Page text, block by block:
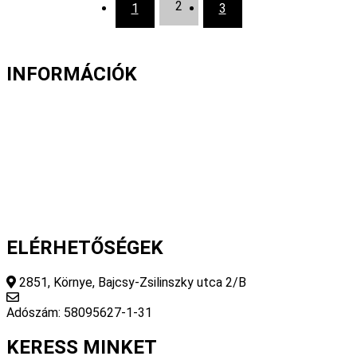
1 2 3
INFORMÁCIÓK
ELÉRHETŐSÉGEK
2851, Környe, Bajcsy-Zsilinszky utca 2/B
Adószám: 58095627-1-31
KERESS MINKET